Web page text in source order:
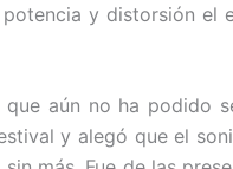
y distorsión el
aún no ha podido
y alegó que el